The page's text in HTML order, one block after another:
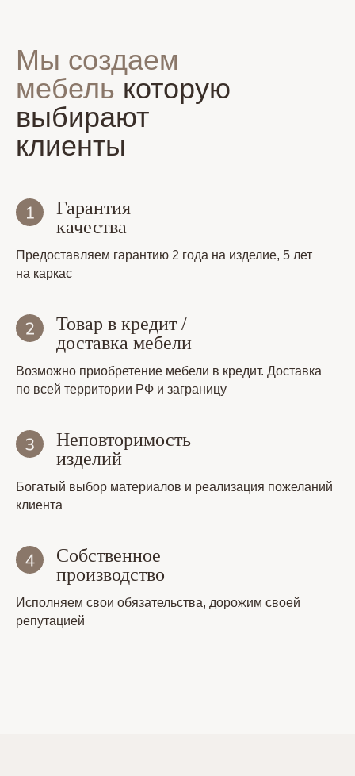
Мы создаем
мебель которую
выбирают
клиенты
Гарантия
качества
Предоставляем гарантию 2 года на изделие, 5 лет
на каркас
Товар в кредит /
доставка мебели
Возможно приобретение мебели в кредит. Доставка
по всей территории РФ и заграницу
Неповторимость
изделий
Богатый выбор материалов и реализация пожеланий
клиента
Собственное
производство
Исполняем свои обязательства, дорожим своей
репутацией